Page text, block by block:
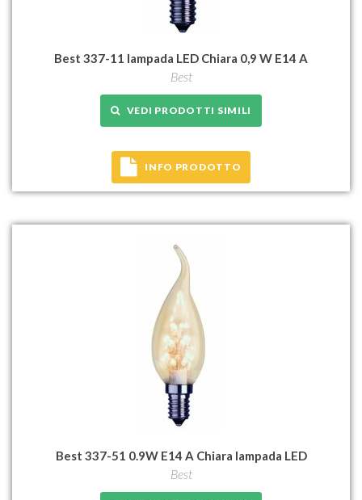
Best 337-11 lampada LED Chiara 0,9 W E14 A
Best
VEDI PRODOTTI SIMILI
INFO PRODOTTO
Best 337-51 0.9W E14 A Chiara lampada LED
Best